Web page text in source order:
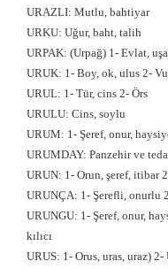
URAZLI: Mutlu, bahtiyar
URKU: Uğur, baht, talih
URPAK: (Urpağ) 1- Evlat,
URUK: 1- Boy, ok, ulus 2-
URUL: 1- Tür, cins 2- Örs
URULU: Cins, soylu
URUM: 1- Şeref, onur,
URUMDAY: Panzehir ve
URUN: 1- Orun, şeref, itibar
URUNÇA: 1- Şerefli, onurlu
URUNGU: 1- Şeref, onur,
kılıcı
URUS: 1- Orus, uras, uraz) 2-